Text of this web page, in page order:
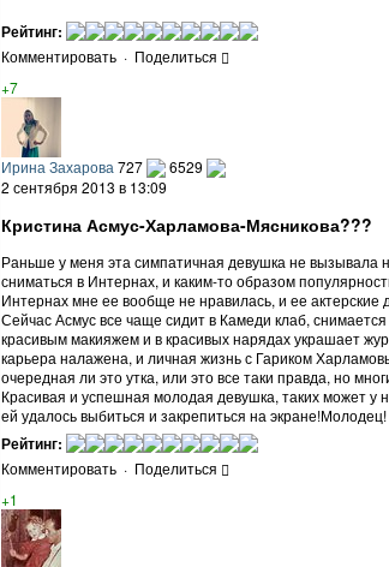
Рейтинг:
Комментировать · Поделиться
+7
Ирина Захарова 727
6529
2 сентября 2013 в 13:09
Кристина Асмус-Харламова-Мясникова???
Раньше у меня эта симпатичная девушка не вызывала
сниматься в Интернах, и каким-то образом
Интернах мне ее вообще не нравилась, и ее
Сейчас Асмус все чаще сидит в Камеди клаб,
красивым макияжем и в красивых нарядах украшает
карьера налажена, и личная жизнь с Гариком
очередная ли это утка, или это все таки правда, но
Красивая и успешная молодая девушка, таких может у
ей удалось выбиться и закрепиться на экране!Молодец!
Рейтинг:
Комментировать · Поделиться
+1